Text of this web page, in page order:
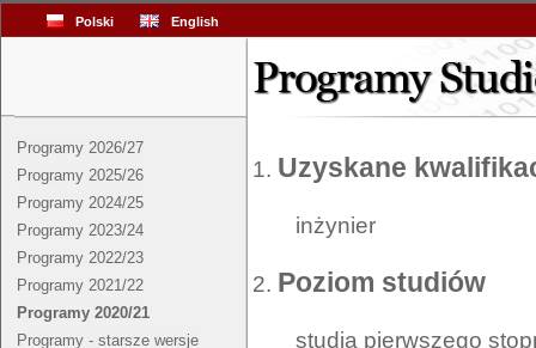
Polski English
Programy 2026/27
Programy 2025/26
Programy 2024/25
Programy 2023/24
Programy 2022/23
Programy 2021/22
Programy 2020/21
Programy - starsze wersje
Uzyskane
inżynier
Poziom studiów
studia pierwszego